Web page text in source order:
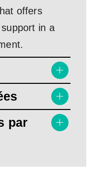
offers
in a
par